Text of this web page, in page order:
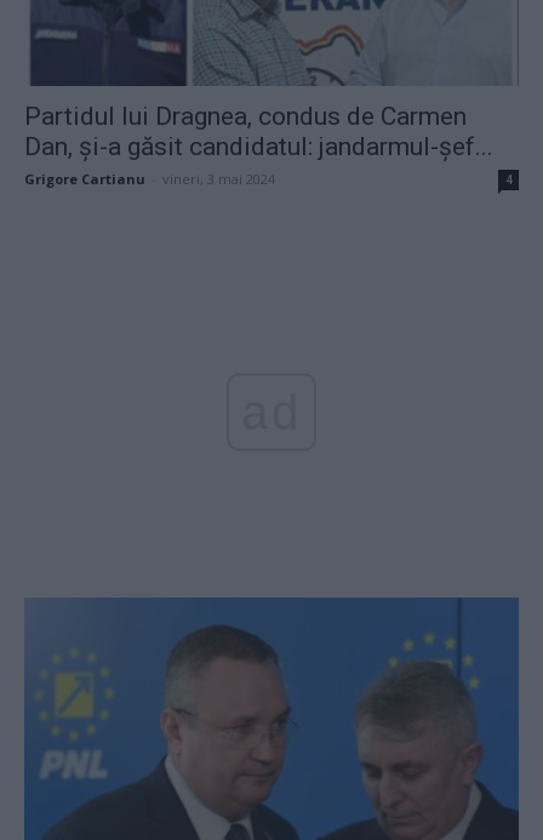
Partidul lui Dragnea, condus de Carmen
Dan, și-a găsit candidatul: jandarmul-șef...
Grigore Cartianu vineri, 3 mai 2024 4